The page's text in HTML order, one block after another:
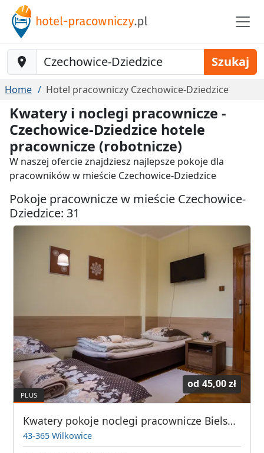
Baustelle-Location Szukaj
Home Hotel pracowniczy Czechowice-Dziedzice
Kwatery i noclegi pracownicze -
Czechowice-Dziedzice hotele
pracownicze (robotnicze)
W naszej ofercie znajdziesz najlepsze pokoje dla
pracowników w mieście Czechowice-Dziedzice
Pokoje pracownicze w mieście Czechowice-
Dziedzice: 31
od 45,00 zł
Kwatery pokoje noclegi pracownicze Bielsko Biała Wilkowice
43-365 Wilkowice